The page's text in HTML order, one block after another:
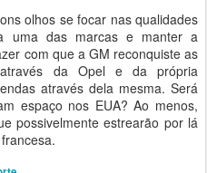
olhos se focar nas qualidades
uma das marcas e manter a
com que a GM reconquiste as
da Opel e da própria
através dela mesma. Será
espaço nos EUA? Ao menos,
possivelmente estrearão por lá